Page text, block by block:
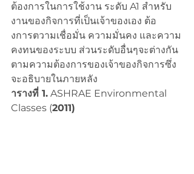
ต้องการในการใช้งาน ระดับ A1 สำหรับ
งานของกิจการที่เป็นเจ้าของเอง ต้อ
งการตวามเชื่อมั่น ความมั่นคง และความ
คงทนของระบบ ส่วนระดับอื่นๆจะต่างกัน
ตามความต้องการของเจ้าของกิจการซึ่ง
จะอธิบายในภายหลัง
ารางที่ 1. ASHRAE Environmental
Classes (2011)